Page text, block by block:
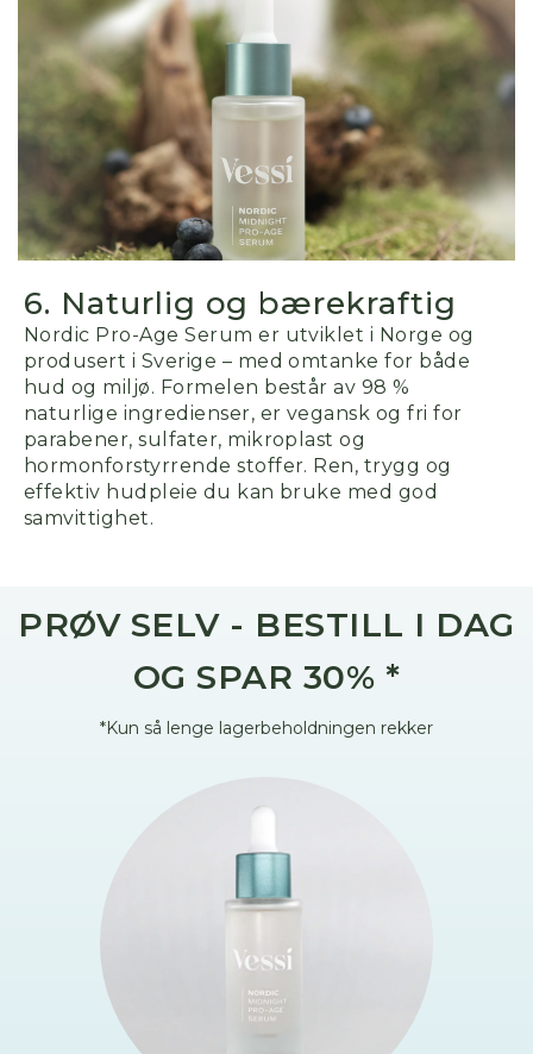
6. Naturlig og bærekraftig
Nordic Pro-Age Serum er utviklet i Norge og
produsert i Sverige – med omtanke for både
hud og miljø. Formelen består av 98 %
naturlige ingredienser, er vegansk og fri for
parabener, sulfater, mikroplast og
hormonforstyrrende stoffer. Ren, trygg og
effektiv hudpleie du kan bruke med god
samvittighet.
PRØV SELV - BESTILL I DAG
OG SPAR 30% *
*Kun så lenge lagerbeholdningen rekker